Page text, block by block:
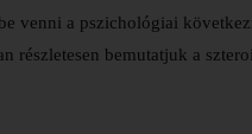
venni a pszichológiai
részletesen bemutatjuk a